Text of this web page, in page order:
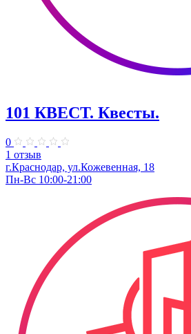
101 КВЕСТ. Квесты.
0
1 отзыв
г.Краснодар, ул.Кожевенная, 18
Пн-Вс 10:00-21:00